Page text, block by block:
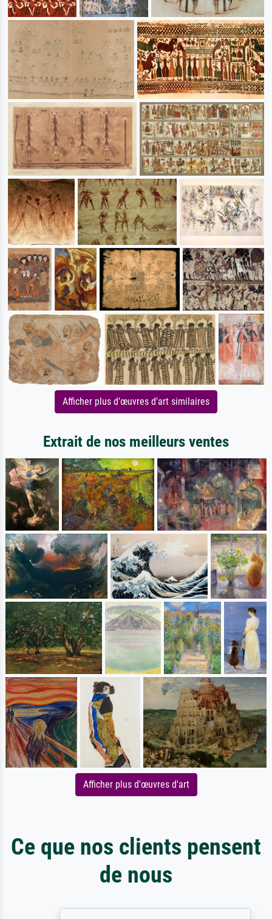
Afficher plus d'œuvres d'art similaires
Extrait de nos meilleurs ventes
Afficher plus d'œuvres d'art
Ce que nos clients pensent
de nous